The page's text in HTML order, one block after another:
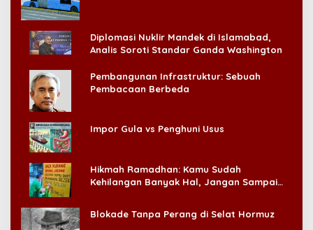
Diplomasi Nuklir Mandek di Islamabad,
Analis Soroti Standar Ganda Washington
Pembangunan Infrastruktur: Sebuah
Pembacaan Berbeda
Impor Gula vs Penghuni Usus
Hikmah Ramadhan: Kamu Sudah
Kehilangan Banyak Hal, Jangan Sampai
Blokade Tanpa Perang di Selat Hormuz